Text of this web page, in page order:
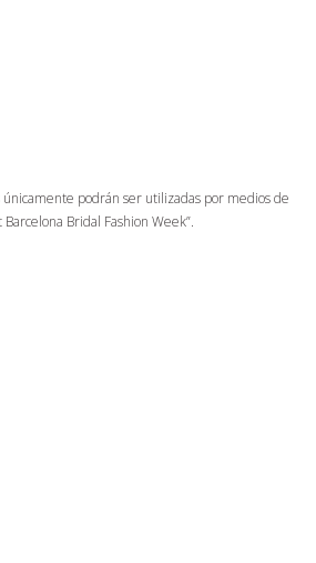
podrán ser utilizadas por medios de
Bridal Fashion Week”.